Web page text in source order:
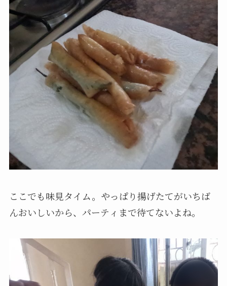
ここでも味見タイム。やっぱり揚げたてがいちば
んおいしいから、パーティまで待てないよね。